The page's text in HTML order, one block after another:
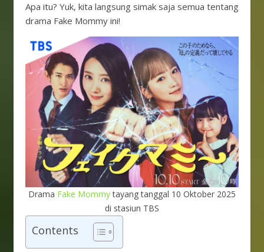
Apa itu? Yuk, kita langsung simak saja semua tentang
drama Fake Mommy ini!
Drama Fake Mommytayang tanggal 10 Oktober 2025
di stasiun TBS
Contents